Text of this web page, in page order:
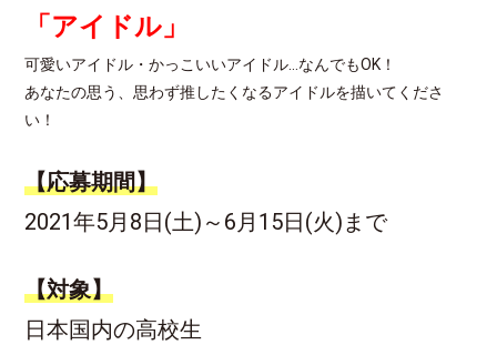
「アイドル」
可愛いアイドル・かっこいいアイドル…なんでもOK！
あなたの思う、思わず推したくなるアイドルを描いてくださ
い！
【応募期間】
2021年5月8日(土)～6月15日(火)まで
【対象】
日本国内の高校生